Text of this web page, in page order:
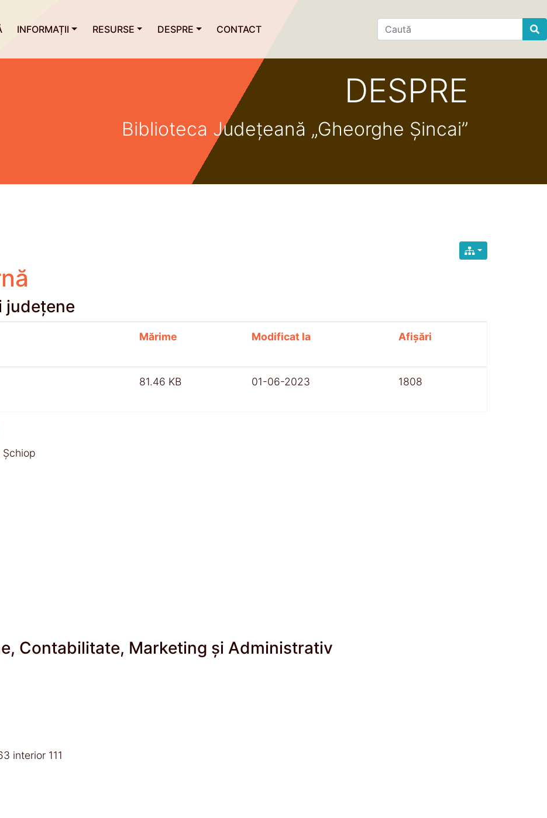
INFORMAȚII RESURSE DESPRE CONTACT
Find
DESPRE
Biblioteca Județeană „Gheorghe Șincai”
județene
Mărime Modificat la Afișări
81.46 KB 01-06-2023 1808
Șchiop
Contabilitate, Marketing și Administrativ
interior 111